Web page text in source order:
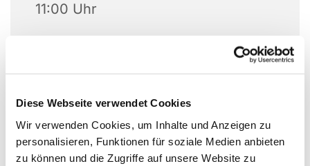
Diese Webseite verwendet Cookies
Wir verwenden Cookies, um Inhalte und Anzeigen zu
personalisieren, Funktionen für soziale Medien anbieten
zu können und die Zugriffe auf unsere Website zu
11:00 Uhr
Christuskirche, Matthias-Claudius-
Pfarrer Dr. Björn Corzilius